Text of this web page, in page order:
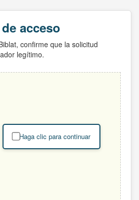
acceso
confirme que la solicitud
legítimo.
Haga clic para continuar